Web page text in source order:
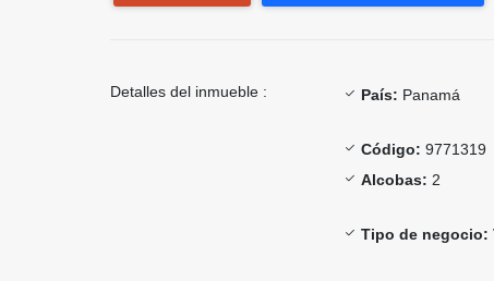
Detalles del inmueble : País: Panamá
Código: 9771319
Alcobas: 2
Tipo de negocio: